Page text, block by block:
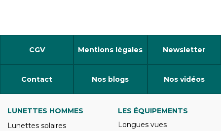
CGV Mentions légales Newsletter
Contact Nos blogs Nos vidéos
LUNETTES HOMMES
Lunettes solaires
LES ÉQUIPEMENTS
Longues vues